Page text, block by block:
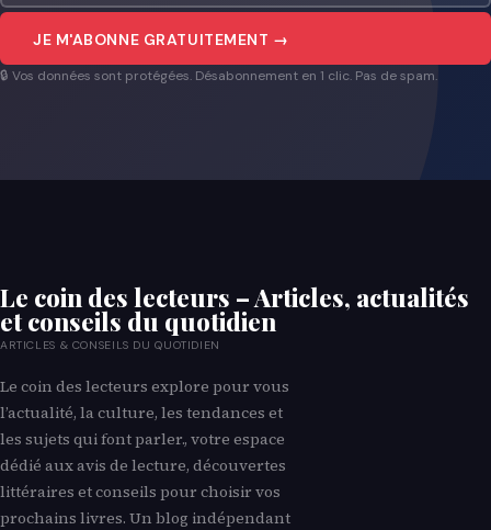
JE M'ABONNE GRATUITEMENT →
🔒 Vos données sont protégées. Désabonnement en 1 clic. Pas de spam.
Le coin des lecteurs – Articles, actualités
et conseils du quotidien
ARTICLES & CONSEILS DU QUOTIDIEN
Le coin des lecteurs explore pour vous
l’actualité, la culture, les tendances et
les sujets qui font parler., votre espace
dédié aux avis de lecture, découvertes
littéraires et conseils pour choisir vos
prochains livres. Un blog indépendant